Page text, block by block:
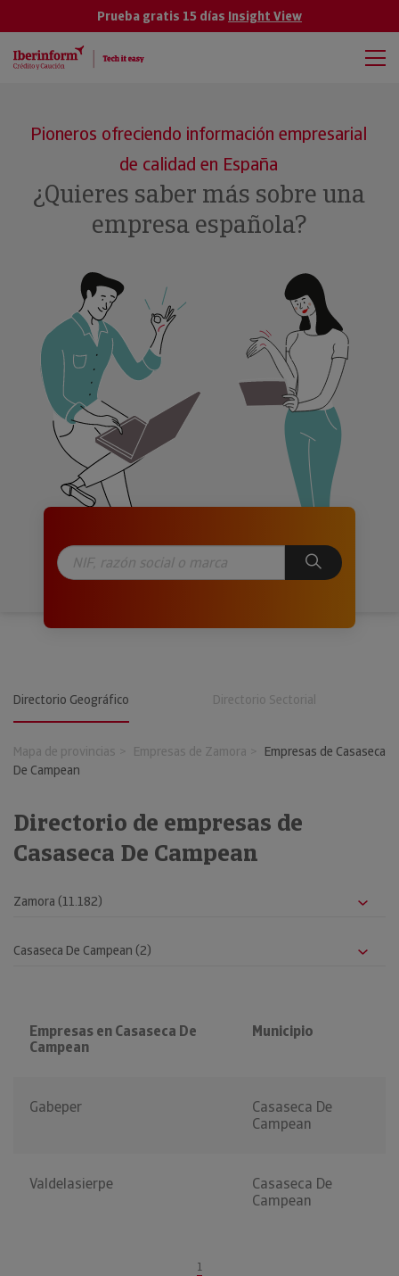
Prueba gratis 15 días Insight View
Pioneros ofreciendo información empresarial
de calidad en España
¿Quieres saber más sobre una
empresa española?
Directorio Geográfico Directorio Sectorial
Mapa de provincias Empresas de Zamora
Empresas de Casaseca
De Campean
Directorio de empresas de
Casaseca De Campean
Empresas en Casaseca De
Campean
Municipio
Gabeper
Casaseca De
Campean
Valdelasierpe
Casaseca De
Campean
1